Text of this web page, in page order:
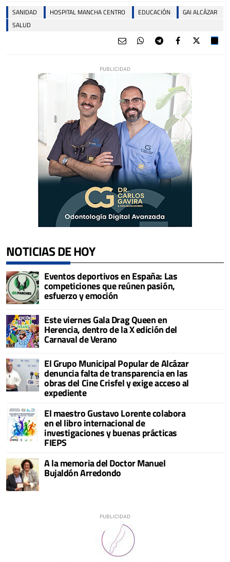
SANIDAD HOSPITAL MANCHA CENTRO EDUCACIÓN
GAI ALCÁZAR
SALUD
NOTICIAS DE HOY
Eventos deportivos en España: Las
competiciones que reúnen pasión,
esfuerzo y emoción
Este viernes Gala Drag Queen en
Herencia, dentro de la X edición del
Carnaval de Verano
El Grupo Municipal Popular de Alcázar
denuncia falta de transparencia en las
obras del Cine Crisfel y exige acceso al
expediente
El maestro Gustavo Lorente colabora
en el libro internacional de
investigaciones y buenas prácticas
FIEPS
A la memoria del Doctor Manuel
Bujaldón Arredondo